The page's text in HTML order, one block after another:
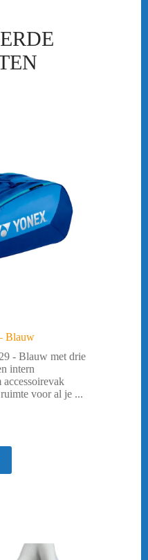
Blauw
- Blauw met drie
intern
accessoirevak
voor al je ...